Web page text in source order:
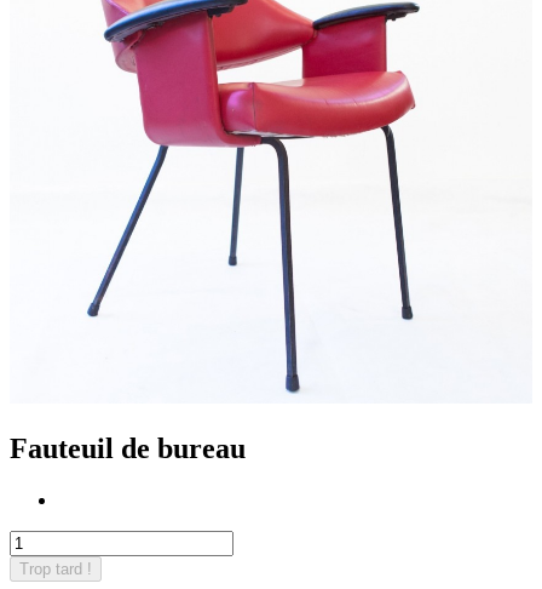
Fauteuil de bureau
Trop tard !